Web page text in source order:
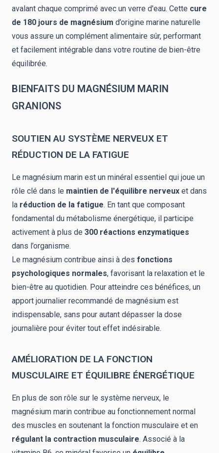
avalant chaque comprimé avec un verre d'eau. Cette cure
de 180 jours de magnésium d’origine marine naturelle
vous assure un complément alimentaire sûr, performant
et facilement intégrable dans votre routine de bien-être
équilibrée.
BIENFAITS DU MAGNÉSIUM MARIN
GRANIONS
SOUTIEN AU SYSTÈME NERVEUX ET
RÉDUCTION DE LA FATIGUE
Le magnésium marin est un minéral essentiel qui joue un
rôle clé dans le maintien de l'équilibre nerveux et dans
la réduction de la fatigue. En tant que composant
fondamental du métabolisme énergétique, il participe
activement à plus de 300 réactions enzymatiques
dans l’organisme.
Le magnésium contribue ainsi à des fonctions
psychologiques normales, favorisant la relaxation et le
bien-être au quotidien. Pour atteindre ces bénéfices, un
apport journalier recommandé de magnésium est
indispensable, sans pour autant dépasser la dose
journalière pour éviter tout effet indésirable.
AMÉLIORATION DE LA FONCTION
MUSCULAIRE ET ÉQUILIBRE ÉNERGÉTIQUE
En plus de son rôle sur le système nerveux, le
magnésium marin contribue au fonctionnement normal
des muscles en soutenant la fonction musculaire et en
régulant la contraction musculaire. Associé à la